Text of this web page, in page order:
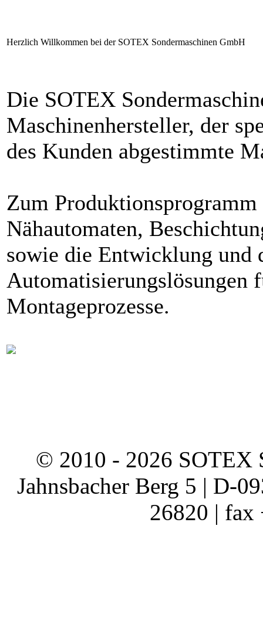
Herzlich Willkommen bei der SOTEX Sondermaschinen GmbH
Die SOTEX
Maschinenhersteller, der
des Kunden abgestimmte
Zum Produktionsprogramm
Nähautomaten,
sowie die Entwicklung und
Automatisierungslösungen
Montageprozesse.
© 2010 - 2026 SOTEX
Jahnsbacher Berg 5 | D-
26820 | fax